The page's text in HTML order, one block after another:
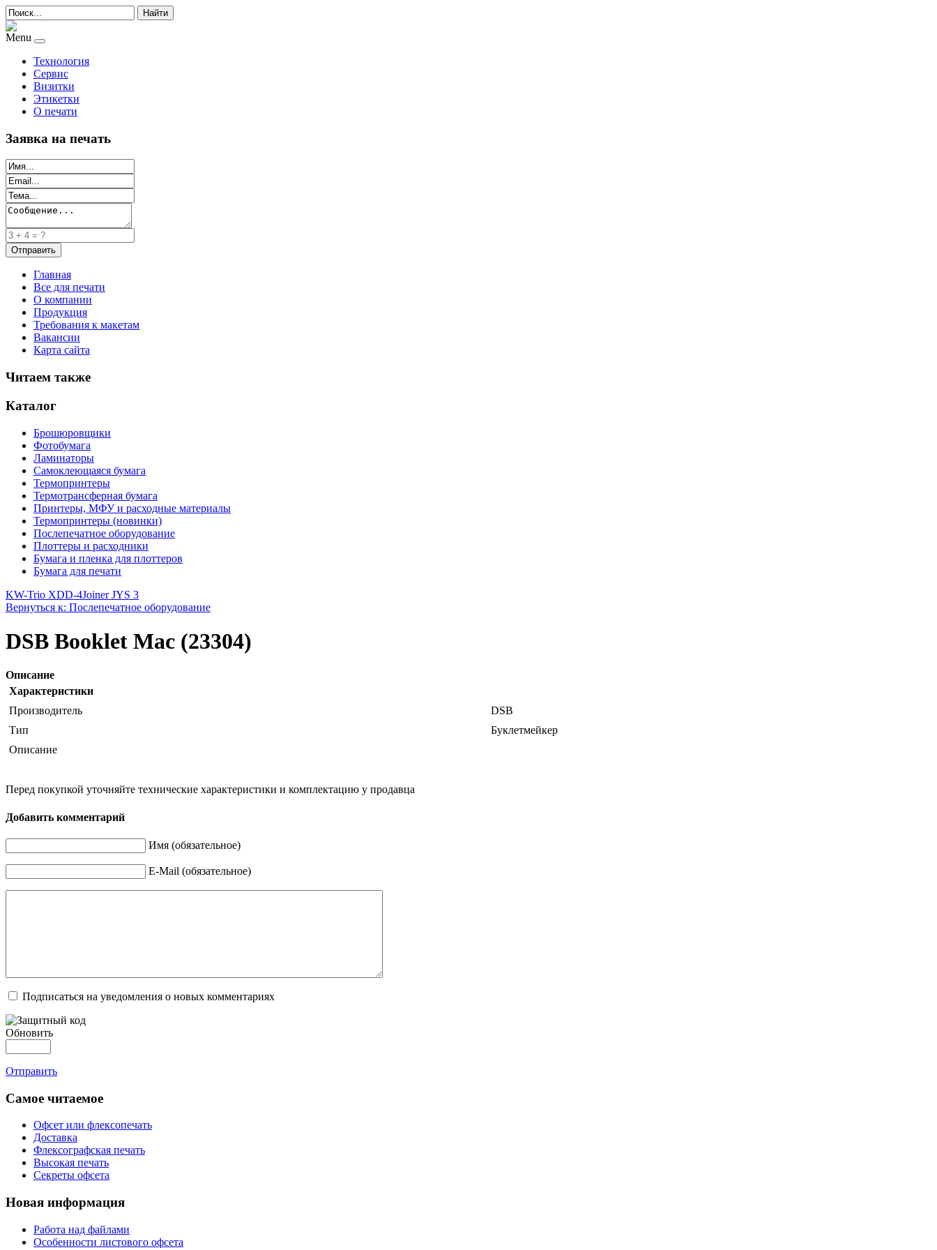
Найти
Menu
Технология
Сервис
Визитки
Этикетки
О печати
Заявка на печать
Главная
Все для печати
О компании
Продукция
Требования к макетам
Вакансии
Карта сайта
Читаем также
Каталог
Брошюровщики
Фотобумага
Ламинаторы
Самоклеющаяся бумага
Термопринтеры
Термотрансферная бумага
Принтеры, МФУ и расходные материалы
Термопринтеры (новинки)
Послепечатное оборудование
Плоттеры и расходники
Бумага и пленка для плоттеров
Бумага для печати
KW-Trio XDD-4Joiner JYS 3
Вернуться к: Послепечатное оборудование
DSB Booklet Mac (23304)
Описание
Характеристики
Производитель
DSB
Тип
Буклетмейкер
Описание
Перед покупкой уточняйте технические характеристики и комплектацию у продавца
Добавить комментарий
Имя (обязательное)
E-Mail (обязательное)
Подписаться на уведомления о новых комментариях
Обновить
Отправить
Самое читаемое
Офсет или флексопечать
Доставка
Флексографская печать
Высокая печать
Секреты офсета
Новая информация
Работа над файлами
Особенности листового офсета